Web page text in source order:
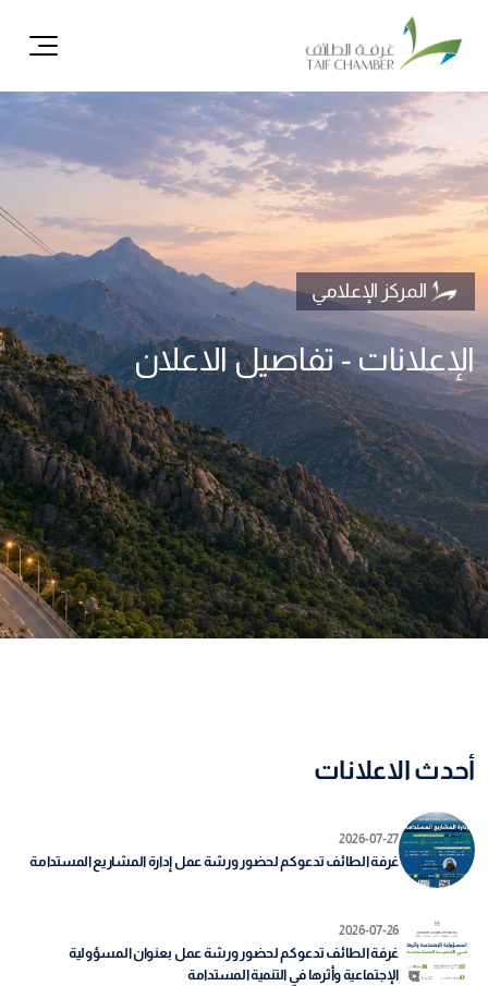
المركز الإعلامي
الإعلانات - تفاصيل الاعلان
أحدث الاعلانات
2026-07-27
غرفة الطائف تدعوكم لحضور ورشة عمل إدارة المشاريع المستدامة
2026-07-26
غرفة الطائف تدعوكم لحضور ورشة عمل بعنوان المسؤولية
الإجتماعية وأثرها في التنمية المستدامة